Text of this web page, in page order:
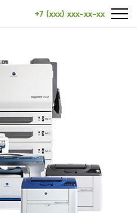
+7 (xxx) xxx-xx-xx